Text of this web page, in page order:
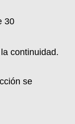
30
continuidad.
se